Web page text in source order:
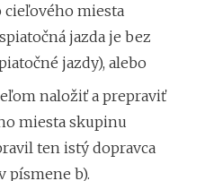
cieľového miesta
jazda je bez
jazdy), alebo
naložiť a prepraviť
miesta skupinu
ten istý dopravca
písmene b).